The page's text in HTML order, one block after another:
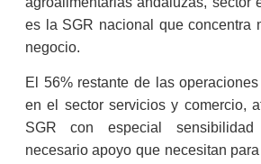
es la SGR nacional que concentra
negocio.
El 56% restante de las
en el sector servicios y comercio,
SGR con especial sensibilidad
necesario apoyo que necesitan